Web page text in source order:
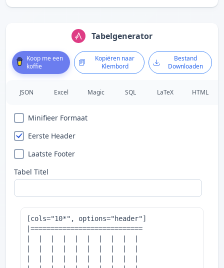
Tabelgenerator
Koop me een
koffie
Kopiëren naar
Klembord
Bestand
Downloaden
JSON Excel Magic SQL LaTeX HTML
Minifieer Formaat
Eerste Header
Laatste Footer
Tabel Titel